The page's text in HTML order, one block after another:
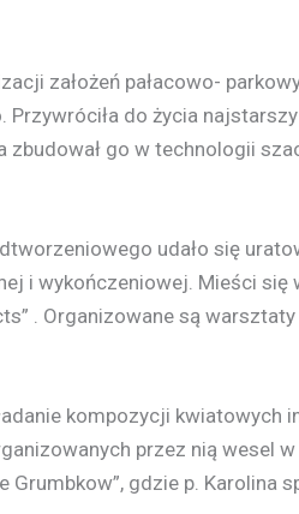
założeń pałacowo-
do życia
zbudował go w technologii
udało się
i wykończeniowej. Mieści się
. Organizowane są
kompozycji kwiatowych
przez nią wesel w
Grumbkow”, gdzie p. Karolina